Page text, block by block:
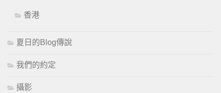
香港
夏日的Blog傳說
我們的約定
攝影